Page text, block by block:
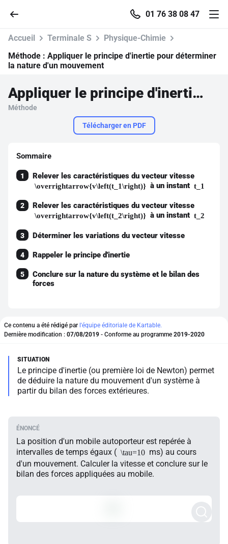
01 76 38 08 47
Parcourir
Se connecter
Pour profiter de 10 contenus offerts.
Accueil Terminale S
Physique-Chimie
Méthode : Appliquer le principe d'inertie pour déterminer
la nature d'un mouvement
Appliquer le principe d'inertie pour déterminer la nature d'un mouvement
Méthode
Télécharger en PDF
Sommaire
1 Relever les caractéristiques du vecteur vitesse
\overrightarrow{v\left(t_1\right)} à un instant t_1
2 Relever les caractéristiques du vecteur vitesse
\overrightarrow{v\left(t_2\right)} à un instant t_2
3 Déterminer les variations du vecteur vitesse
4 Rappeler le principe d'inertie
5
Conclure sur la nature du système et le bilan des
forces
Ce contenu a été rédigé par l'équipe éditoriale de Kartable.
Dernière modification : 07/08/2019 - Conforme au programme 2019-2020
Le principe d'inertie (ou première loi de Newton) permet
de déduire la nature du mouvement d'un système à
partir du bilan des forces extérieures.
La position d'un mobile autoporteur est repérée à
intervalles de temps égaux ( \tau=10 ms) au cours
d'un mouvement. Calculer la vitesse et conclure sur le
bilan des forces appliquées au mobile.